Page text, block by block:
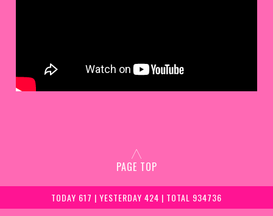
PAGE TOP
TODAY 617 | YESTERDAY 424 | TOTAL 934736